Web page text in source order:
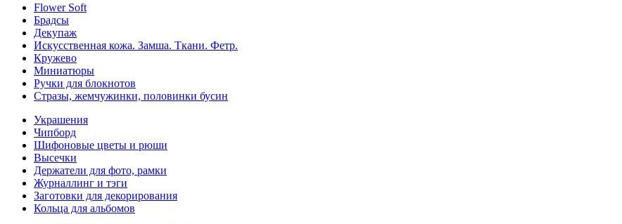
Flower Soft
Брадсы
Декупаж
Искусственная кожа. Замша. Ткани. Фетр.
Кружево
Миниатюры
Ручки для блокнотов
Стразы, жемчужинки, половинки бусин
Украшения
Чипборд
Шифоновые цветы и рюши
Высечки
Держатели для фото, рамки
Журналлинг и тэги
Заготовки для декорирования
Кольца для альбомов